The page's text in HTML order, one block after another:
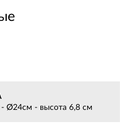
- Ø24см - высота 6,8 см